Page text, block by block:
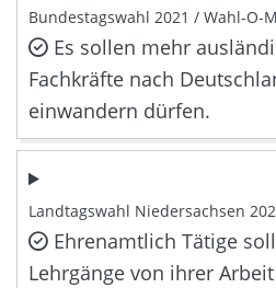
Bundestagswahl 2021 / Wahl-O-
Es sollen mehr
Fachkräfte nach
einwandern dürfen.
Landtagswahl Niedersachsen
Ehrenamtlich Tätige
Lehrgänge von ihrer